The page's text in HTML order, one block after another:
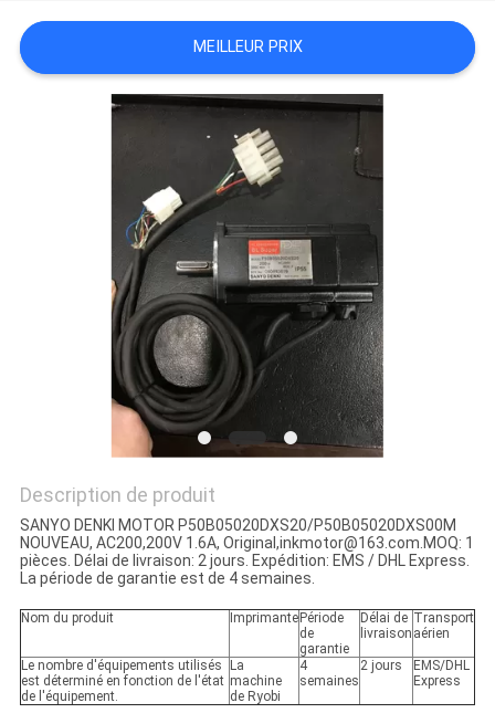
MEILLEUR PRIX
Description de produit
SANYO DENKI MOTOR P50B05020DXS20/P50B05020DXS00M
NOUVEAU, AC200,200V 1.6A, Original,inkmotor@163.com.MOQ: 1
pièces. Délai de livraison: 2 jours. Expédition: EMS / DHL Express.
La période de garantie est de 4 semaines.
Nom du produit Imprimante Période
de
garantie
Délai de
livraison
Transport
aérien
Le nombre d'équipements utilisés
est déterminé en fonction de l'état
de l'équipement.
La
machine
de Ryobi
4
semaines
2 jours
EMS/DHL
Express